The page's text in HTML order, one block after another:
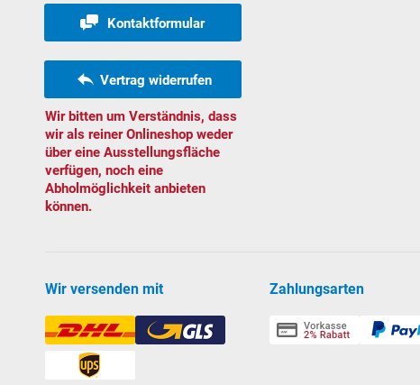
Kontaktformular
Vertrag widerrufen
Wir bitten um Verständnis, dass
wir als reiner Onlineshop weder
über eine Ausstellungsfläche
verfügen, noch eine
Abholmöglichkeit anbieten
können.
Wir versenden mit Zahlungsarten